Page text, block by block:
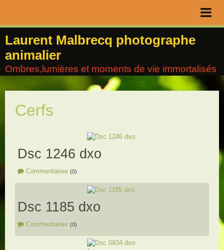
Page d'accueil
Livre d'or
Contact
Album
Agenda
Laurent Malbrecq photographe
animalier
Ombres,lumières et moments de vie immortalisés
Cerfs
Dsc 1246 dxo
Commentaires (0)
Dsc 1185 dxo
Commentaires (0)